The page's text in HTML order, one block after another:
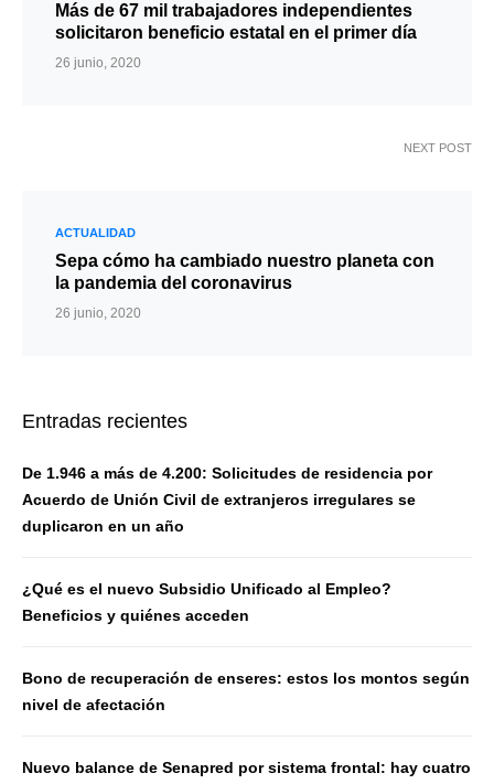
Más de 67 mil trabajadores independientes
solicitaron beneficio estatal en el primer día
26 junio, 2020
NEXT POST
ACTUALIDAD
Sepa cómo ha cambiado nuestro planeta con
la pandemia del coronavirus
26 junio, 2020
Entradas recientes
De 1.946 a más de 4.200: Solicitudes de residencia por
Acuerdo de Unión Civil de extranjeros irregulares se
duplicaron en un año
¿Qué es el nuevo Subsidio Unificado al Empleo?
Beneficios y quiénes acceden
Bono de recuperación de enseres: estos los montos según
nivel de afectación
Nuevo balance de Senapred por sistema frontal: hay cuatro